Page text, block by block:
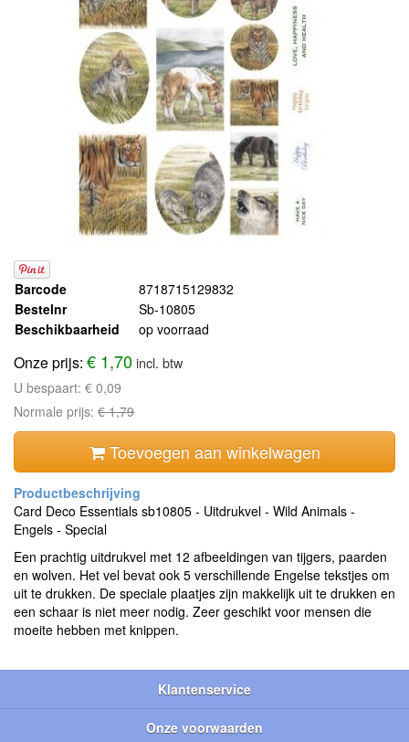
Barcode
8718715129832
Bestelnr
Sb-10805
Beschikbaarheid
op voorraad
Onze prijs: € 1,70incl. btw
U bespaart: € 0,09
Normale prijs: € 1,79
Toevoegen aan winkelwagen
Card Deco Essentials sb10805 - Uitdrukvel - Wild Animals -
Engels - Special
Een prachtig uitdrukvel met 12 afbeeldingen van tijgers, paarden
en wolven. Het vel bevat ook 5 verschillende Engelse tekstjes om
uit te drukken. De speciale plaatjes zijn makkelijk uit te drukken en
een schaar is niet meer nodig. Zeer geschikt voor mensen die
moeite hebben met knippen.
Klantenservice
Onze voorwaarden